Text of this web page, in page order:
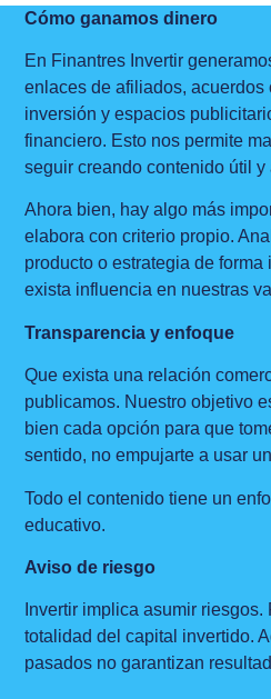
Cómo ganamos dinero
En Finantres Invertir
enlaces de afiliados, acuerdos
inversión y espacios
financiero. Esto nos permite
seguir creando contenido útil y
Ahora bien, hay algo más
elabora con criterio propio.
producto o estrategia de
exista influencia en nuestras
Transparencia y enfoque
Que exista una relación
publicamos. Nuestro objetivo
bien cada opción para que
sentido, no empujarte a usar
Todo el contenido tiene un
educativo.
Aviso de riesgo
Invertir implica asumir
totalidad del capital invertido.
pasados no garantizan